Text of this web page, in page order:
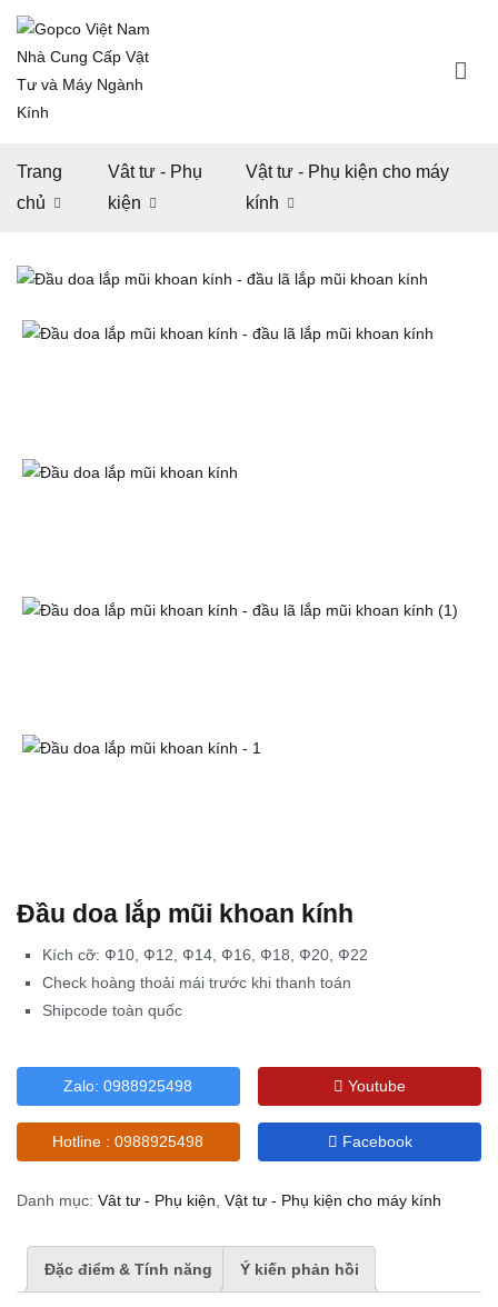
Chuyển
nội
dung
Ngành Kính
Trang
chủ
Vât tư - Phụ
kiện
Vật tư - Phụ kiện cho máy
kính
Đầu doa lắp mũi khoan kính
Kích cỡ: Ф10, Ф12, Ф14, Ф16, Ф18, Ф20, Ф22
Check hoàng thoải mái trước khi thanh toán
Shipcode toàn quốc
Zalo: 0988925498
Hotline :0988925498
Youtube
Facebook
Danh mục: Vât tư - Phụ kiện Vật tư - Phụ kiện cho máy kính
Đặc điểm & Tính năng Ý kiến phản hồi